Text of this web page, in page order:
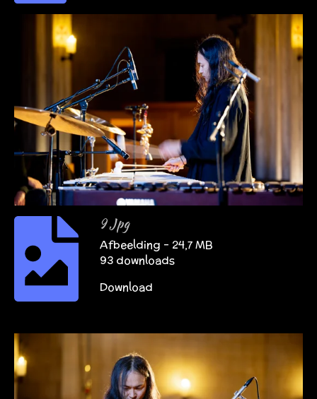
9 Jpg
Afbeelding – 24,7 MB
93 downloads
Download